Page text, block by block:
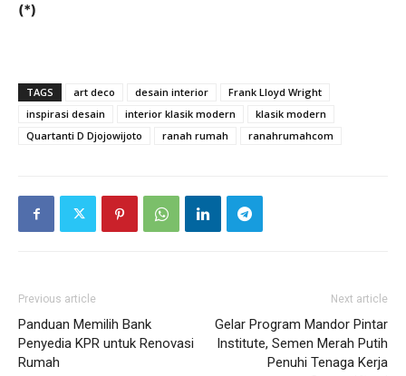
(*)
TAGS art deco desain interior
Frank Lloyd Wright
inspirasi desain
interior klasik modern
klasik modern
Quartanti D Djojowijoto
ranah rumah ranahrumahcom
Previous article
Panduan Memilih Bank
Penyedia KPR untuk Renovasi
Rumah
Next article
Gelar Program Mandor Pintar
Institute, Semen Merah Putih
Penuhi Tenaga Kerja